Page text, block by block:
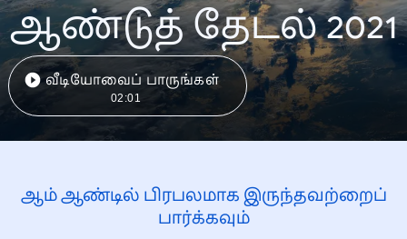
ஆண்டுத் தேடல் 2021
வீடியோவைப் பாருங்கள்
02:01
ஆம் ஆண்டில் பிரபலமாக இருந்தவற்றைப்
பார்க்கவும்